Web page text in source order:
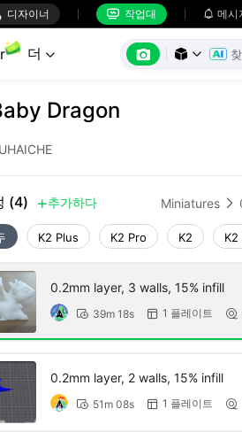
디자이너  작업대  메시
더    
Dragon
(4)  추가하다 Miniatures 
K2 Plus K2 Pro K2 K2
0.2mm layer, 3 walls, 15% infill
 39m 18s  1 플레이트 
0.2mm layer, 2 walls, 15% infill
 51m 08s  1 플레이트 